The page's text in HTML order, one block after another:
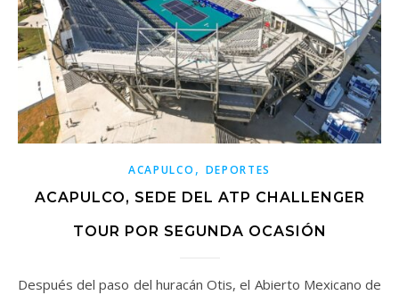
ACAPULCO , DEPORTES
ACAPULCO, SEDE DEL ATP CHALLENGER
TOUR POR SEGUNDA OCASIÓN
Después del paso del huracán Otis, el Abierto Mexicano de